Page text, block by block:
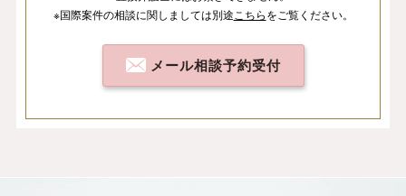
※国際案件の相談に関しましては別途 こちらをご覧ください。
メール相談予約受付